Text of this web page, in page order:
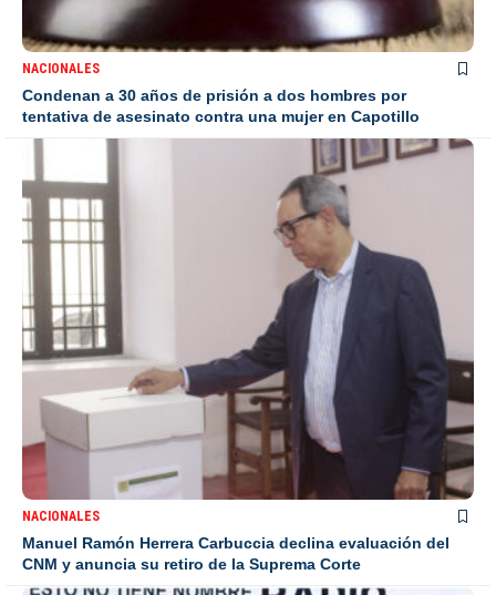
NACIONALES
Condenan a 30 años de prisión a dos hombres por
tentativa de asesinato contra una mujer en Capotillo
NACIONALES
Manuel Ramón Herrera Carbuccia declina evaluación del
CNM y anuncia su retiro de la Suprema Corte